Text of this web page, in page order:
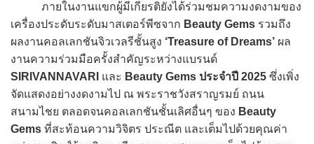
ภายในงานแขกผู้มีเกียรติยังได้ร่วมชมความงดงามของ
เครื่องประดับระดับมาสเตอร์พีซจาก Beauty Gems รวมถึง
ผลงานคอลเลกชันจิวเวลรีชั้นสูง ‘Treasure of Dreams’ ผล
งานความร่วมมือครั้งสำคัญระหว่างแบรนด์
SIRIVANNAVARI และ Beauty Gems ประจำปี 2025 ซึ่งเพิ่ง
จัดแสดงอย่างงดงามไป ณ พระราชวังสราญรมย์ ถนน
สนามไชย ตลอดจนคอลเลกชันชั้นเลิศอื่นๆ ของ Beauty
Gems ที่สะท้อนความวิจิตร ประณีต และเต็มไปด้วยคุณค่า